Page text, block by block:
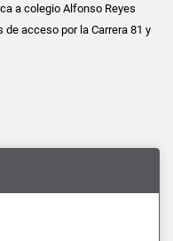
a colegio Alfonso Reyes
de acceso por la Carrera 81 y